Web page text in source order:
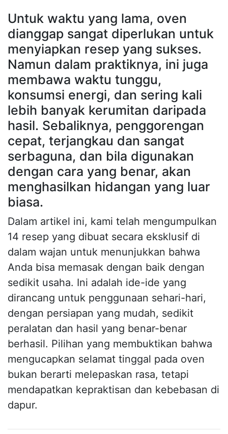
Untuk waktu yang lama, oven
dianggap sangat diperlukan untuk
menyiapkan resep yang sukses.
Namun dalam praktiknya, ini juga
membawa waktu tunggu,
konsumsi energi, dan sering kali
lebih banyak kerumitan daripada
hasil. Sebaliknya, penggorengan
cepat, terjangkau dan sangat
serbaguna, dan bila digunakan
dengan cara yang benar, akan
menghasilkan hidangan yang luar
biasa.
Dalam artikel ini, kami telah mengumpulkan
14 resep yang dibuat secara eksklusif di
dalam wajan untuk menunjukkan bahwa
Anda bisa memasak dengan baik dengan
sedikit usaha. Ini adalah ide-ide yang
dirancang untuk penggunaan sehari-hari,
dengan persiapan yang mudah, sedikit
peralatan dan hasil yang benar-benar
berhasil. Pilihan yang membuktikan bahwa
mengucapkan selamat tinggal pada oven
bukan berarti melepaskan rasa, tetapi
mendapatkan kepraktisan dan kebebasan di
dapur.